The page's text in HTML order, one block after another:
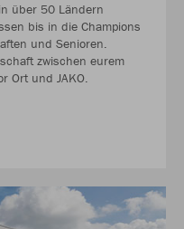
über 50 Ländern
bis in die Champions
und Senioren.
zwischen eurem
Ort und JAKO.